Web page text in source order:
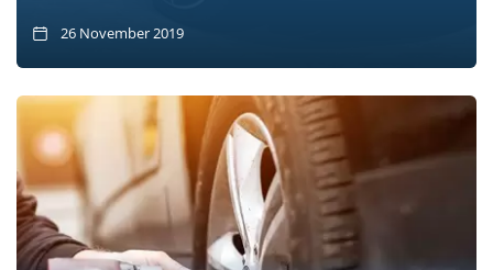
26 November 2019